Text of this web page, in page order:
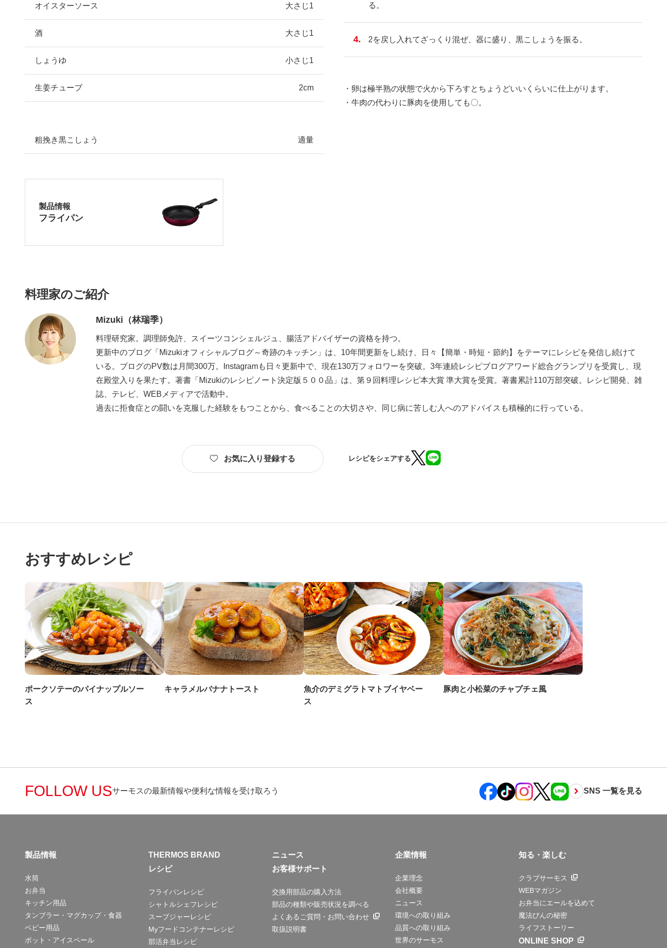
オイスターソース 大さじ1
酒 大さじ1
しょうゆ 小さじ1
生姜チューブ 2cm
粗挽き黒こしょう 適量
製品情報
フライパン
る。
2を戻し入れてざっくり混ぜ、器に盛り、黒こしょうを振る。
・卵は極半熟の状態で火から下ろすとちょうどいいくらいに仕上がります。
・牛肉の代わりに豚肉を使用しても〇。
料理家のご紹介
Mizuki（林瑞季）
料理研究家。調理師免許、スイーツコンシェルジュ、腸活アドバイザーの資格を持つ。
更新中のブログ「Mizukiオフィシャルブログ～奇跡のキッチン」は、10年間更新をし続け、日々【簡単・時短・節約】をテーマにレシピを発信し続けて
いる。ブログのPV数は月間300万。Instagramも日々更新中で、現在130万フォロワーを突破。3年連続レシピブログアワード総合グランプリを受賞し、現
在殿堂入りを果たす。著書「Mizukiのレシピノート決定版５００品」は、第９回料理レシピ本大賞 準大賞を受賞。著書累計110万部突破。レシピ開発、雑
誌、テレビ、WEBメディアで活動中。
過去に拒食症との闘いを克服した経験をもつことから、食べることの大切さや、同じ病に苦しむ人へのアドバイスも積極的に行っている。
お気に入り登録する レシピをシェアする
おすすめレシピ
ポークソテーのパイナップルソー
ス
キャラメルバナナトースト
魚介のデミグラトマトブイヤベー
ス
豚肉と小松菜のチャプチェ風
FOLLOW USサーモスの最新情報や便利な情報を受け取ろう SNS 一覧を見る
製品情報
水筒
お弁当
キッチン用品
タンブラー・マグカップ・食器
ベビー用品
ポット・アイスペール
THERMOS BRAND
レシピ
フライパンレシピ
シャトルシェフレシピ
スープジャーレシピ
Myフードコンテナーレシピ
部活弁当レシピ
ニュース
お客様サポート
交換用部品の購入方法
部品の種類や販売状況を調べる
よくあるご質問・お問い合わせ
取扱説明書
企業情報
企業理念
会社概要
ニュース
環境への取り組み
品質への取り組み
世界のサーモス
知る・楽しむ
クラブサーモス
WEBマガジン
お弁当にエールを込めて
魔法びんの秘密
ライフストーリー
ONLINE SHOP